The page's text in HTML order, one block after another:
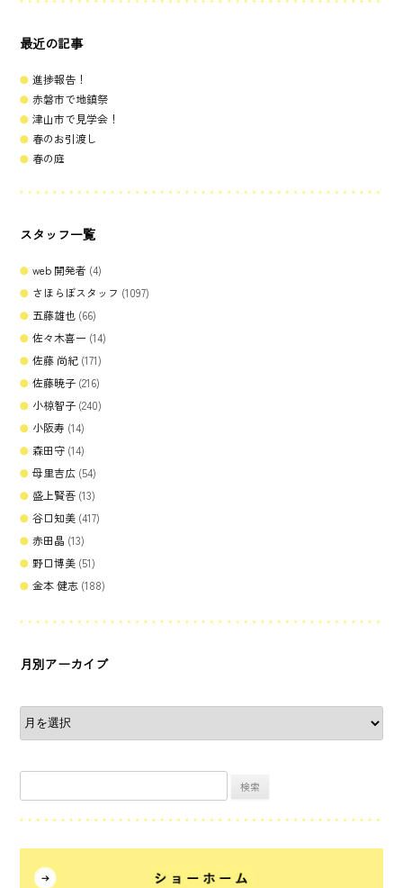
最近の記事
進捗報告！
赤磐市で地鎮祭
津山市で見学会！
春のお引渡し
春の庭
スタッフ一覧
web 開発者 (4)
さほらぼスタッフ (1097)
五藤雄也 (66)
佐々木喜一 (14)
佐藤 尚紀 (171)
佐藤暁子 (216)
小椋智子 (240)
小阪寿 (14)
森田守 (14)
母里吉広 (54)
盛上賢吾 (13)
谷口知美 (417)
赤田晶 (13)
野口博美 (51)
金本 健志 (188)
月別アーカイブ